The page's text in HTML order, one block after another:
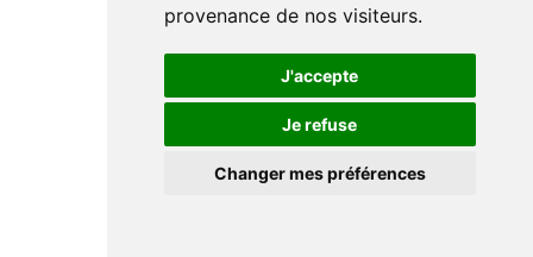
provenance de nos visiteurs.
J'accepte
Je refuse
Changer mes préférences